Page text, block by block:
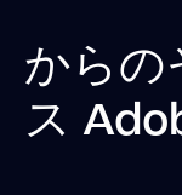
からの
ス